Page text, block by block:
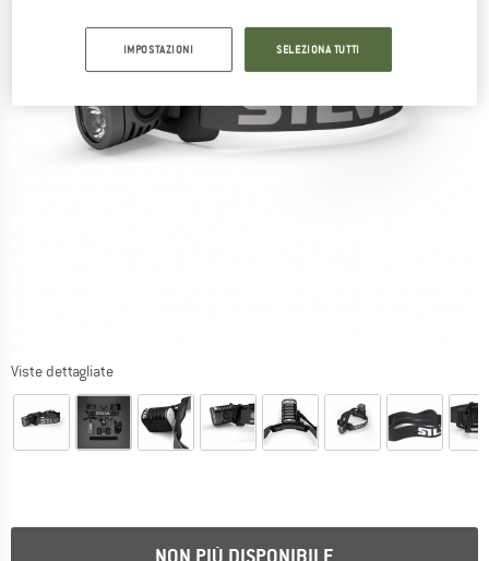
Viste dettagliate
IMPOSTAZIONI SELEZIONA TUTTI